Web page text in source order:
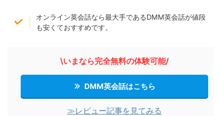
オンライン英会話なら最大手であるDMM英会話が値段
も安くておすすめです。
\いまなら完全無料の体験可能/
DMM英会話はこちら
≫レビュー記事を見てみる